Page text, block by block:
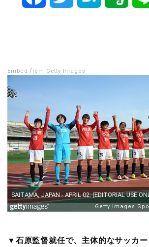
o
o
k
e
r t
e
Embed from Getty Images
▼石原監督就任で、主体的なサッカー